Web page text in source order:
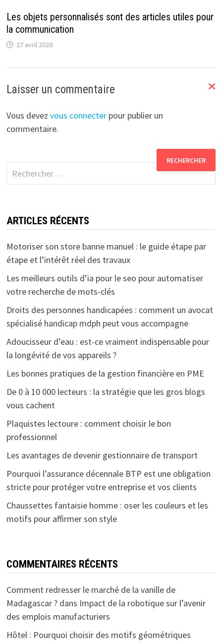
Les objets personnalisés sont des articles utiles pour
la communication
27 avril 2020
Laisser un commentaire
Vous devez vous connecterpour publier un
commentaire.
ARTICLES RÉCENTS
Motoriser son store banne manuel : le guide étape par
étape et l’intérêt réel des travaux
Les meilleurs outils d’ia pour le seo pour automatiser
votre recherche de mots-clés
Droits des personnes handicapées : comment un avocat
spécialisé handicap mdph peut vous accompagne
Adoucisseur d’eau : est-ce vraiment indispensable pour
la longévité de vos appareils ?
Les bonnes pratiques de la gestion financière en PME
De 0 à 10 000 lecteurs : la stratégie que les gros blogs
vous cachent
Plaquistes lectoure : comment choisir le bon
professionnel
Les avantages de devenir gestionnaire de transport
Pourquoi l’assurance décennale BTP est une obligation
stricte pour protéger votre entreprise et vos clients
Chaussettes fantaisie homme : oser les couleurs et les
motifs pour affirmer son style
COMMENTAIRES RÉCENTS
Comment redresser le marché de la vanille de
Madagascar ?dans Impact de la robotique sur l’avenir
des emplois manufacturiers
Hôtel : Pourquoi choisir des motifs géométriques